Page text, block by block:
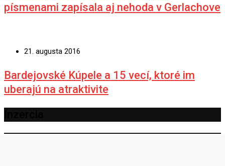
písmenami zapísala aj nehoda v Gerlachove
21. augusta 2016
Bardejovské Kúpele a 15 vecí, ktoré im
uberajú na atraktivite